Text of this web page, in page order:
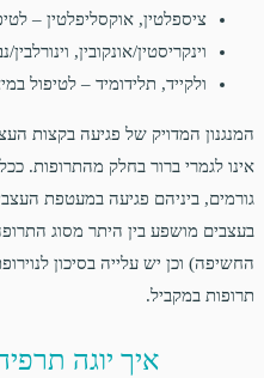
ציספלטין, אוקסליפלטין –
וינקריסטין/אונקובין,
ולקייד, תלידומיד – לטיפול
המנגנון המדויק של פגיעה בקצות
אינו לגמרי ברור בחלק מהתרופות.
גורמים, ביניהם פגיעה במעטפת
בעצבים מושפע בין היתר מסוג
החשיפה) וכן יש עלייה בסיכון
תרופות במקביל.
איך יוגה